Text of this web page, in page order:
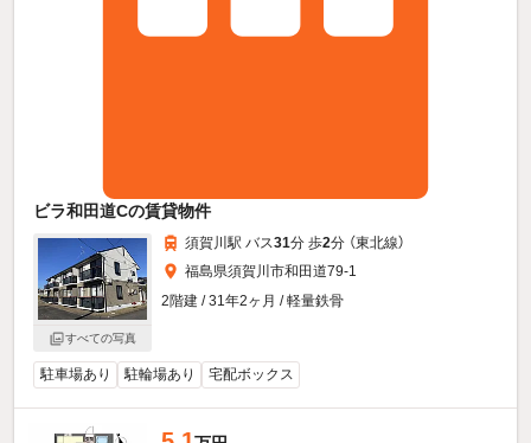
ビラ和田道Cの賃貸物件
すべての写真
須賀川駅 バス31分 歩2分 （東北線）
福島県須賀川市和田道79-1
2階建 / 31年2ヶ月 / 軽量鉄骨
駐車場あり 駐輪場あり 宅配ボックス